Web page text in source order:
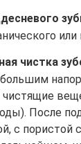
чистка
большим
После
с